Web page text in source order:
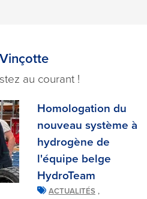
au courant !
Homologation du
nouveau système à
hydrogène de
l'équipe belge
HydroTeam
ACTUALITÉS ,